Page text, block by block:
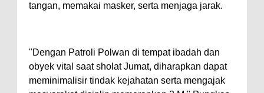
tangan, memakai masker, serta menjaga jarak.
"Dengan Patroli Polwan di tempat ibadah dan
obyek vital saat sholat Jumat, diharapkan dapat
meminimalisir tindak kejahatan serta mengajak